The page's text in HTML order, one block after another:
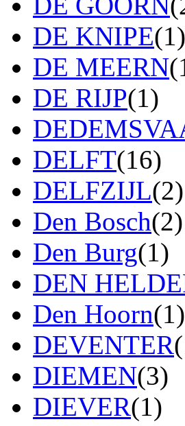
DE KNIPE(1)
DE MEERN
DE RIJP(1)
DELFT(16)
DELFZIJL(2)
Den Bosch(2)
Den Burg(1)
DEN
Den Hoorn(1)
DEVENTER
DIEMEN(3)
DIEVER(1)